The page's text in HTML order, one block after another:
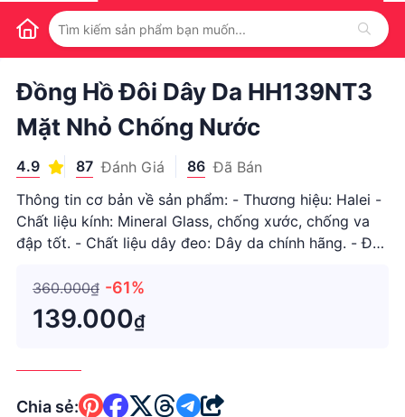
1 / 1
Đồng Hồ Đôi Dây Da HH139NT3
Mặt Nhỏ Chống Nước
4.9 87 Đánh Giá 86 Đã Bán
Thông tin cơ bản về sản phẩm: - Thương hiệu: Halei -
Chất liệu kính: Mineral Glass, chống xước, chống va
đập tốt. - Chất liệu dây đeo: Dây da chính hãng. - Độ
mái. - Đường kính mặt số (mm): 24 (Nữ). - Độ dày
mặt số (m
360.000₫ -61%
139.000₫
Chia sẻ: